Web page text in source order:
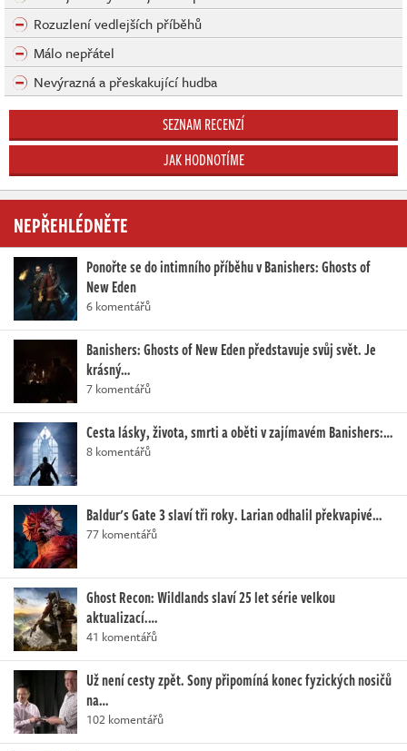
Rozuzlení vedlejších příběhů
Málo nepřátel
Nevýrazná a přeskakující hudba
SEZNAM RECENZÍ
JAK HODNOTÍME
NEPŘEHLÉDNĚTE
Ponořte se do intimního příběhu v Banishers: Ghosts of
New Eden
6 komentářů
Banishers: Ghosts of New Eden představuje svůj svět. Je
krásný…
7 komentářů
Cesta lásky, života, smrti a oběti v zajímavém Banishers:…
8 komentářů
Baldur's Gate 3 slaví tři roky. Larian odhalil překvapivé…
77 komentářů
Ghost Recon: Wildlands slaví 25 let série velkou
aktualizací.…
41 komentářů
Už není cesty zpět. Sony připomíná konec fyzických nosičů
na…
102 komentářů